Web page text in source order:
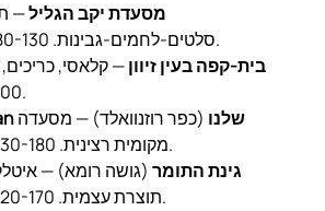
מסעדת יקב הגליל—
סלטים-לחמים-גבינות. 80-130 ש”ח לאדם.
בית-קפה בעין זיוון
100 ש”ח לאדם.
HaShulchan שלנו (כפר רוזנוואלד) — מסעדה
מקומית רצינית. 130-180 ש”ח לאדם.
גינת התומר (גושה רומא) —
תוצרת עצמית. 120-170 ש”ח לאדם.